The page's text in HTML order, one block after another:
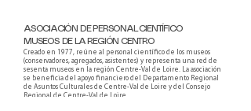
ASOCIACIÓN DE PERSONAL CIENTÍFICO
MUSEOS DE LA REGIÓN CENTRO
Creado en 1977, reúne al personal científico de los museos
(conservadores, agregados, asistentes) y representa una red de
sesenta museos en la región Centre-Val de Loire. La asociación
se beneficia del apoyo financiero del Departamento Regional
de Asuntos Culturales de Centre-Val de Loire y del Consejo
Regional de Centre-Val de Loire.